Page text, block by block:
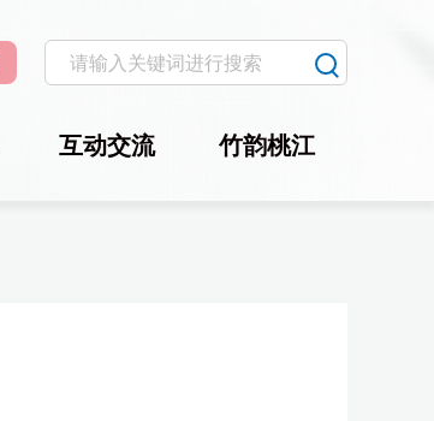
互动交流 竹韵桃江